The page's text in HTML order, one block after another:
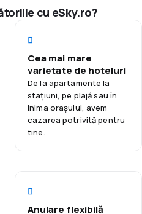
cu aer condiționat,
disponibil în întregul hotel
cei dragi. Hotel Garbi Park &
recepție deschisă 24 de
în organizarea excursiilor.
doar 30 de minute de mers
Costa Brava, Hotel Garbi
Brava se află la 31 km.
cu eSky.ro?
Cea mai mare
varietate de hoteluri
De la apartamente la
staţiuni, pe plajă sau în
inima orașului, avem
cazarea potrivită pentru
tine.
Anulare flexibilă